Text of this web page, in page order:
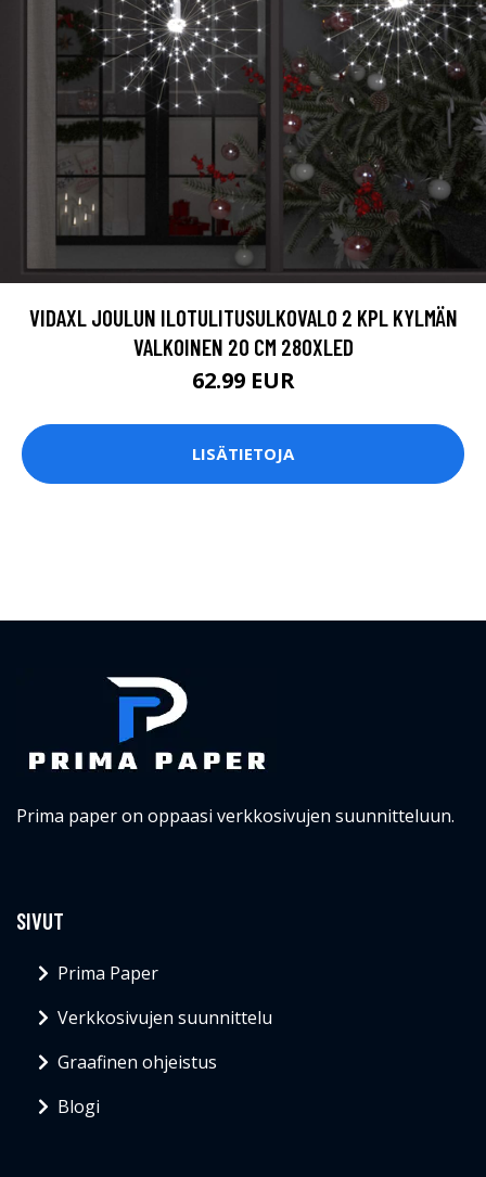
VIDAXL JOULUN ILOTULITUSULKOVALO 2 KPL KYLMÄN
VALKOINEN 20 CM 280XLED
62.99 EUR
LISÄTIETOJA
Prima paper on oppaasi verkkosivujen suunnitteluun.
SIVUT
Prima Paper
Verkkosivujen suunnittelu
Graafinen ohjeistus
Blogi